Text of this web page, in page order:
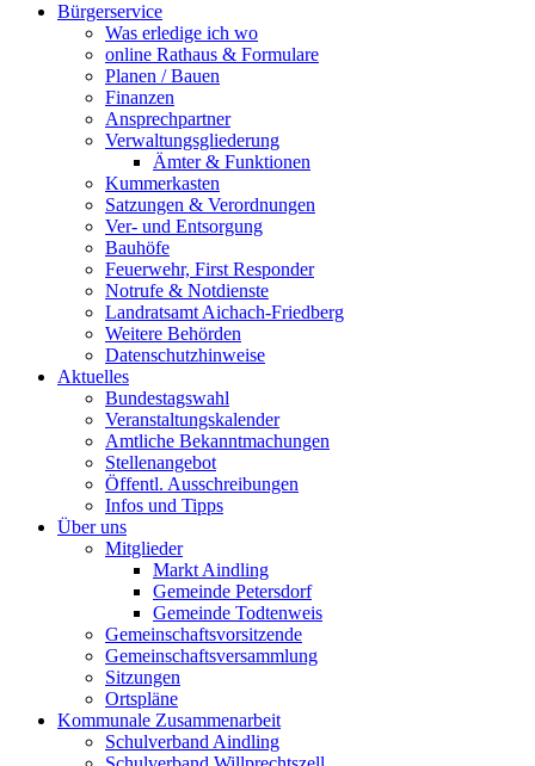
Bürgerservice
Was erledige ich wo
online Rathaus & Formulare
Planen / Bauen
Finanzen
Ansprechpartner
Verwaltungsgliederung
Ämter & Funktionen
Kummerkasten
Satzungen & Verordnungen
Ver- und Entsorgung
Bauhöfe
Feuerwehr, First Responder
Notrufe & Notdienste
Landratsamt Aichach-Friedberg
Weitere Behörden
Datenschutzhinweise
Aktuelles
Bundestagswahl
Veranstaltungskalender
Amtliche Bekanntmachungen
Stellenangebot
Öffentl. Ausschreibungen
Infos und Tipps
Über uns
Mitglieder
Markt Aindling
Gemeinde Petersdorf
Gemeinde Todtenweis
Gemeinschaftsvorsitzende
Gemeinschaftsversammlung
Sitzungen
Ortspläne
Kommunale Zusammenarbeit
Schulverband Aindling